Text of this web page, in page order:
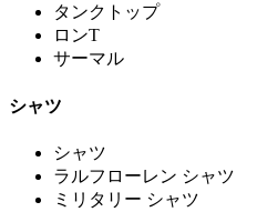
タンクトップ
ロンT
サーマル
シャツ
シャツ
ラルフローレン シャツ
ミリタリー シャツ